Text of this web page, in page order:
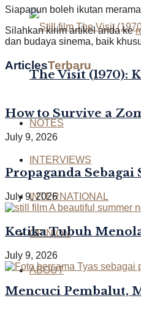
The Visit (1970):
NOTES
INTERVIEWS
INTERNATIONAL
OPINION
ABOUT
Siapapun boleh ikutan
Silahkan kirim artikel anda ke
dan budaya sinema, baik
ArticlesTerbaru
How to Survive a
July 9, 2026
Propaganda Sebagai
July 9, 2026
Ketika Tubuh
July 9, 2026
Mencuci Pembalut,